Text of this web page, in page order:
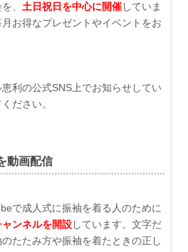
、 土日祝日を中心に開催していま
お得なプレゼントやイベントをお
利の公式SNS上でお知らせしてい
ださい。
動画配信
で成人式に振袖を着る人のために
ャンネルを開設しています。文字だ
たたみ方や振袖を着たときの正し